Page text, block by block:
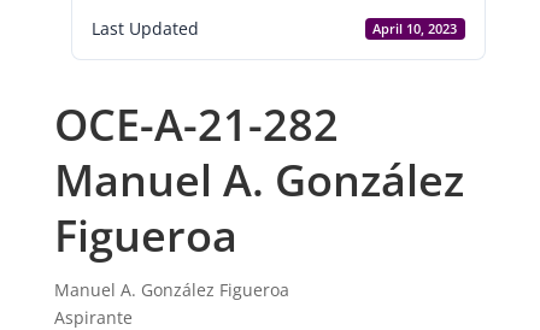
Last Updated April 10, 2023
OCE-A-21-282
Manuel A. González
Figueroa
Manuel A. González Figueroa
Aspirante